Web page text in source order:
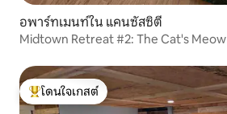
อพาร์ทเมนท์ใน แคนซัสซิตี
Midtown Retreat #2: The Cat's Meow
โดนใจเกสต์ที่สุด
โดนใจเกสต์